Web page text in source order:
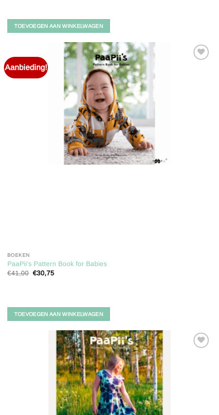
TOEVOEGEN AAN WINKELWAGEN
Aanbieding!
BOEKEN
PaaPii’s Pattern Book for Babies
€41,00 Oorspronkelijke
€30,75Huidige
TOEVOEGEN AAN WINKELWAGEN